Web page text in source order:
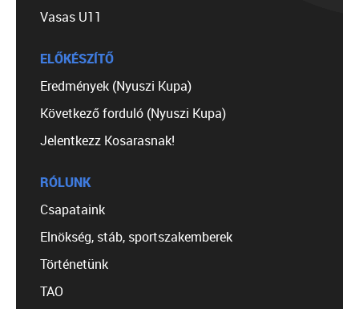
Vasas U11
ELŐKÉSZÍTŐ
Eredmények (Nyuszi Kupa)
Következő forduló (Nyuszi Kupa)
Jelentkezz Kosarasnak!
RÓLUNK
Csapataink
Elnökség, stáb, sportszakemberek
Történetünk
TAO